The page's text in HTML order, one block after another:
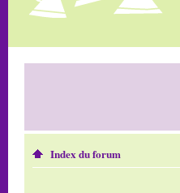
Index du forum